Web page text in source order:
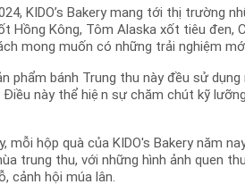
KIDO’s Bakery mang tới thị trường
Hồng Kông, Tôm Alaska xốt tiêu đen,
mong muốn có những trải nghiệm
phẩm bánh Trung thu này đều sử
này thể hiện sự chăm chút kỹ
mỗi hộp quà của KIDO's Bakery năm
trung thu, với những hình ảnh quen
cảnh hội múa lân.